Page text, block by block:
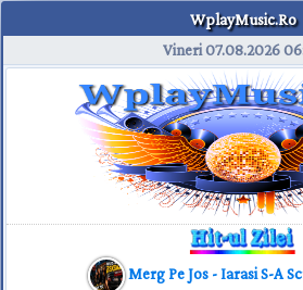
WplayMusic.Ro
Vineri 07.08.2026
Merg Pe Jos - Iarasi S-A